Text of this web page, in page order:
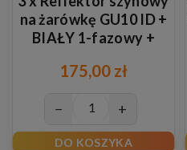
na żarówkę GU10 ID +
BIAŁY 1-fazowy +
175,00 zł
− +
DO KOSZYKA